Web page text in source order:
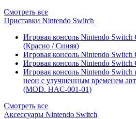
Смотреть все
Приставки Nintendo Switch
Игровая консоль Nintendo
(Красно / Синяя)
Игровая консоль Nintendo
Игровая консоль Nintendo
Игровая консоль Nintendo
неон с улучшенным временем
(MOD. HAC-001-01)
Смотреть все
Аксессуары Nintendo Switch